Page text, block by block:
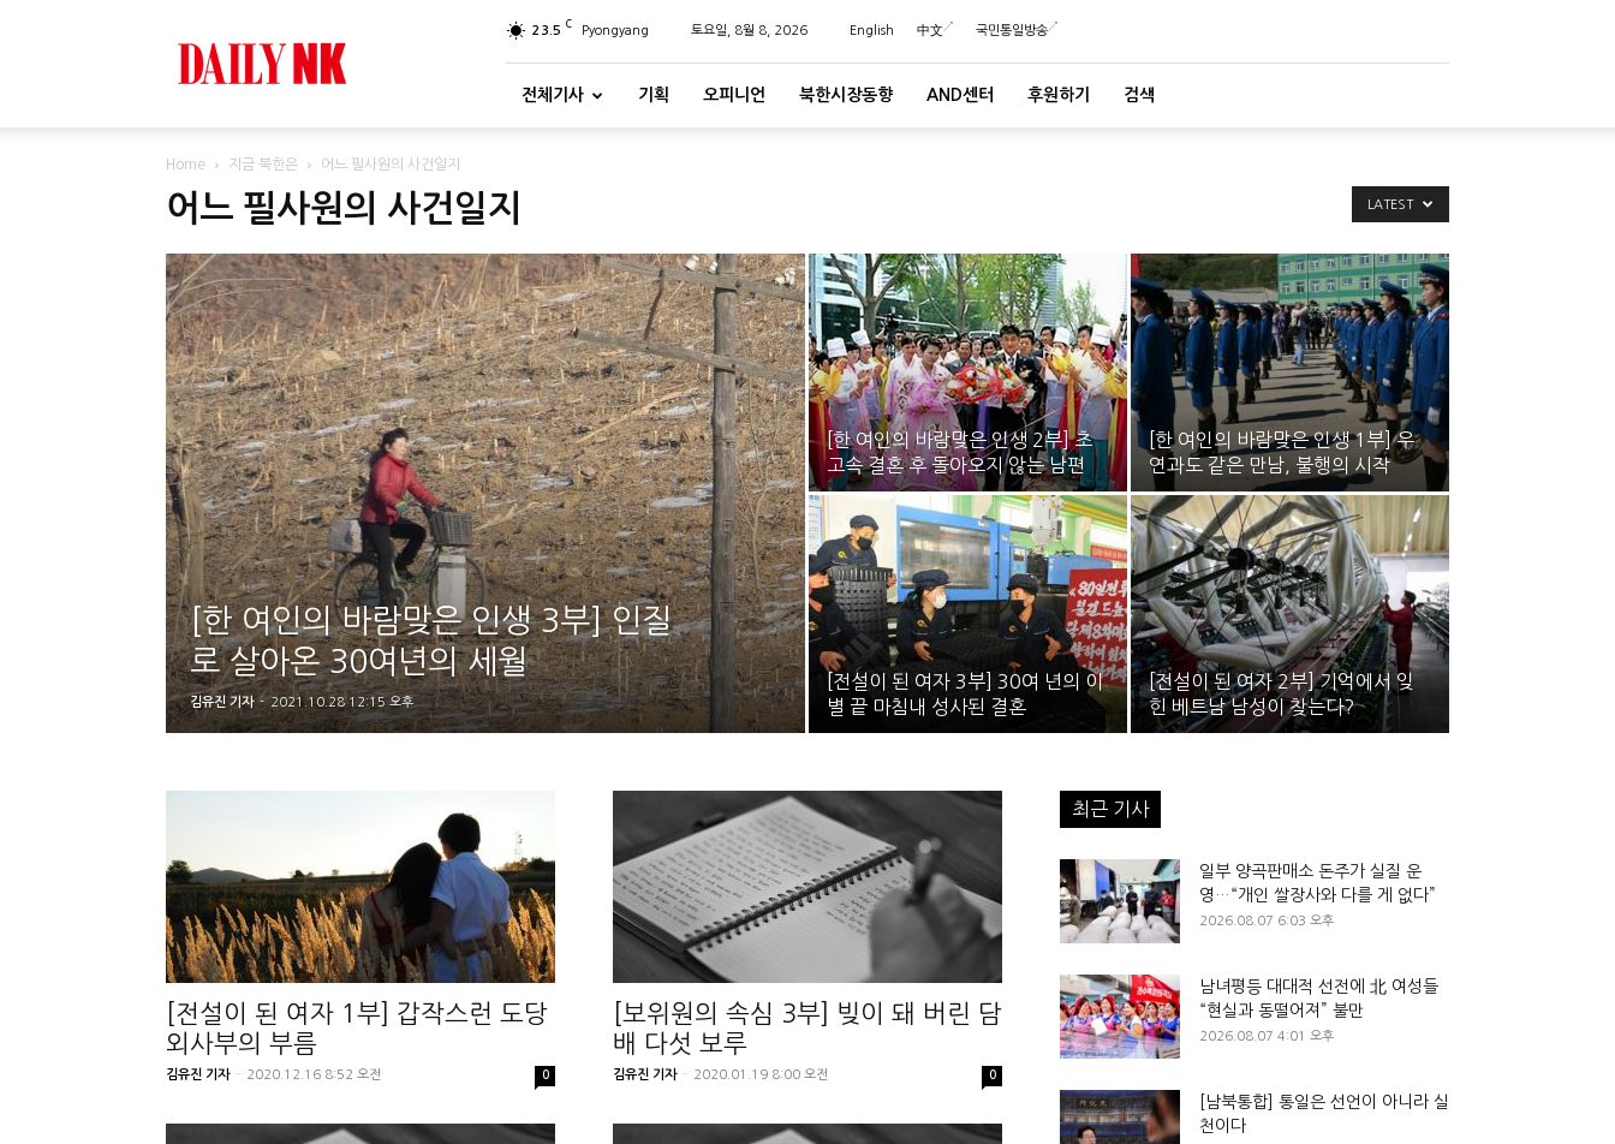
23.5 C Pyongyang 토요일, 8월 8, 2026 English 中文 국민통일방송
전체기사 기획 오피니언 북한시장동향 AND센터 후원하기 검색
Home 지금 북한은 어느 필사원의 사건일지
어느 필사원의 사건일지 LATEST
[한 여인의 바람맞은 인생 3부] 인질
로 살아온 30여년의 세월
김유진 기자 - 2021.10.28 12:15 오후
[한 여인의 바람맞은 인생 2부] 초
고속 결혼 후 돌아오지 않는 남편
[한 여인의 바람맞은 인생 1부] 우
연과도 같은 만남, 불행의 시작
[전설이 된 여자 3부] 30여 년의 이
별 끝 마침내 성사된 결혼
[전설이 된 여자 2부] 기억에서 잊
힌 베트남 남성이 찾는다?
[전설이 된 여자 1부] 갑작스런 도당
외사부의 부름
김유진 기자 - 2020.12.16 8:52 오전 0
[보위원의 속심 3부] 빚이 돼 버린 담
배 다섯 보루
김유진 기자 - 2020.01.19 8:00 오전 0
최근 기사
일부 양곡판매소 돈주가 실질 운
영…“개인 쌀장사와 다를 게 없다”
2026.08.07 6:03 오후
남녀평등 대대적 선전에 北 여성들
“현실과 동떨어져” 불만
2026.08.07 4:01 오후
[남북통합] 통일은 선언이 아니라 실
천이다